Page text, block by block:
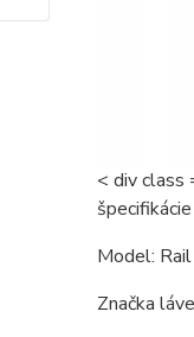
< div class
Model:
Značka láve